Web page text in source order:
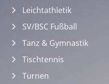
Leichtathletik
SV/BSC Fußball
Tanz & Gymnastik
Tischtennis
Turnen